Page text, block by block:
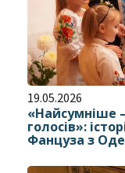
19.05.2026
«Найсумніше
голосів»:
Фанцуза з